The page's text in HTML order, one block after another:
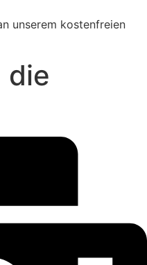
unserem kostenfreien
die